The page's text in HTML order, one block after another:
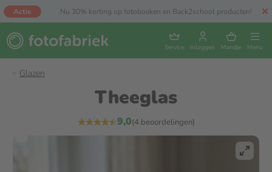
Actie Nu 30% korting op fotoboeken en Back2school producten!
Service Inloggen Mandje Menu
Glazen
Theeglas
9,0(4 beoordelingen)